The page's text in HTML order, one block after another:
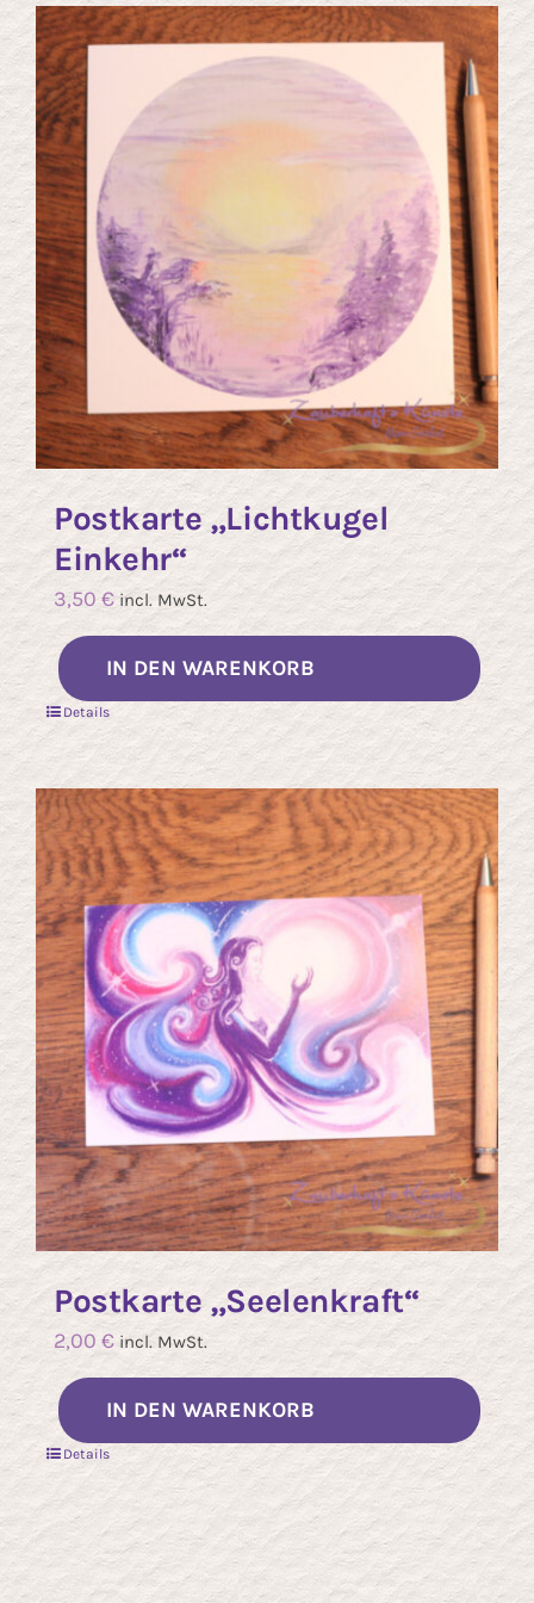
Kontakt
Postkarte „Lichtkugel
Einkehr“
3,50 € incl. MwSt.
IN DEN WARENKORB
Details
Postkarte „Seelenkraft“
2,00 € incl. MwSt.
IN DEN WARENKORB
Details